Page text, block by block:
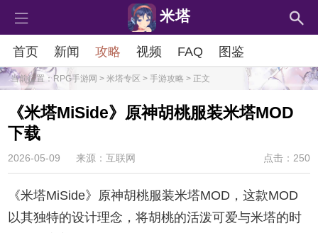
米塔
首页 新闻 攻略 视频 FAQ 图鉴
当前位置：RPG手游网 > 米塔专区 > 手游攻略 > 正文
《米塔MiSide》原神胡桃服装米塔MOD
下载
2026-05-09 来源：互联网 点击：250
《米塔MiSide》原神胡桃服装米塔MOD，这款MOD
以其独特的设计理念，将胡桃的活泼可爱与米塔的时